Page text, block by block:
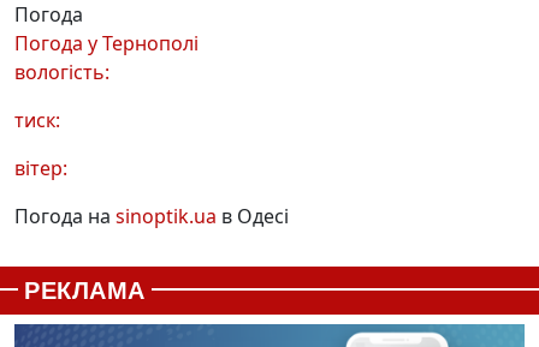
Погода
Погода уТернополі
вологість:
тиск:
вітер:
Погода на sinoptik.ua в Одесі
РЕКЛАМА